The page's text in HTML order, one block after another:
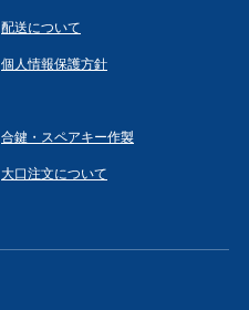
配送について
個人情報保護方針
合鍵・スペアキー作製
大口注文について